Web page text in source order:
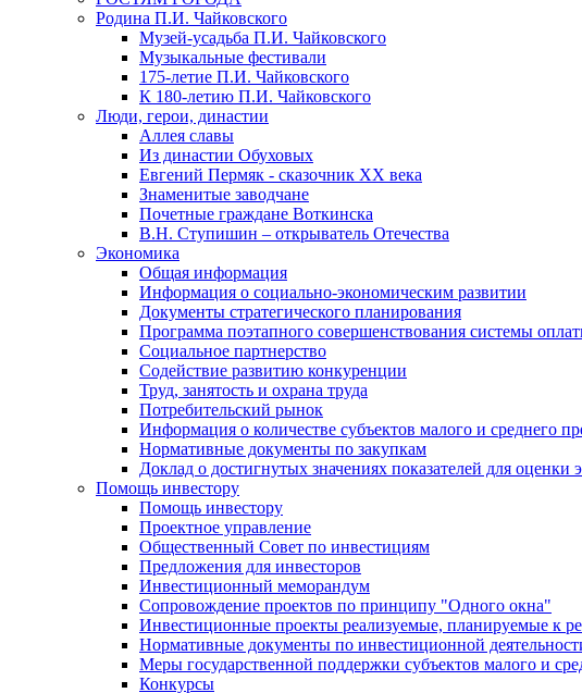
Родина П.И. Чайковского
Музей-усадьба П.И. Чайковского
Музыкальные фестивали
175-летие П.И. Чайковского
К 180-летию П.И. Чайковского
Люди, герои, династии
Аллея славы
Из династии Обуховых
Евгений Пермяк - сказочник XX века
Знаменитые заводчане
Почетные граждане Воткинска
В.Н. Ступишин – открыватель Отечества
Экономика
Общая информация
Информация о социально-экономическим развитии
Документы стратегического планирования
Программа поэтапного совершенствования системы
Социальное партнерство
Содействие развитию конкуренции
Труд, занятость и охрана труда
Потребительский рынок
Информация о количестве субъектов малого и среднего
Нормативные документы по закупкам
Доклад о достигнутых значениях показателей для
Помощь инвестору
Помощь инвестору
Проектное управление
Общественный Совет по инвестициям
Предложения для инвесторов
Инвестиционный меморандум
Сопровождение проектов по принципу "Oдного окна"
Инвестиционные проекты реализуемые, планируемые к
Нормативные документы по инвестиционной
Меры государственной поддержки субъектов малого и
Конкурсы